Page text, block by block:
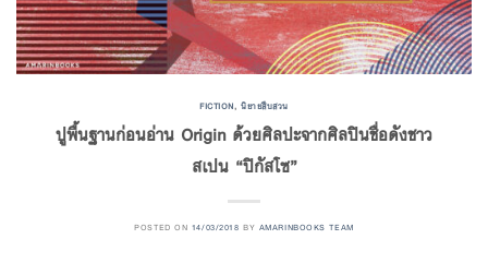
FICTION, นิยายสืบสวน
ปูพื้นฐานก่อนอ่าน Origin ด้วยศิลปะจากศิลปินชื่อดังชาว
สเปน “ปิกัสโซ”
POSTED ON 14/03/2018 BY AMARINBOOKS TEAM